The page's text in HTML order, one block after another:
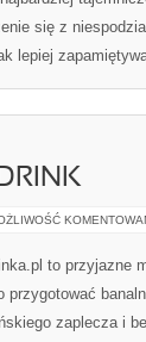
się z
lepiej
to przyjazne
przygotować
zaplecza i